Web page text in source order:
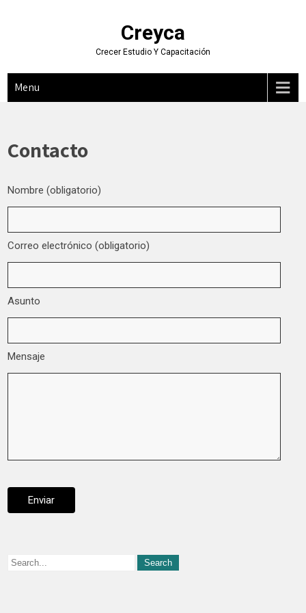
Creyca
Crecer Estudio Y Capacitación
Menu
Contacto
Nombre (obligatorio)
Correo electrónico (obligatorio)
Asunto
Mensaje